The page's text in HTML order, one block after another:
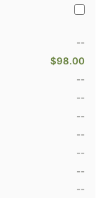
雨
蜂
400
--
$98.00
--
--
--
--
--
--
--